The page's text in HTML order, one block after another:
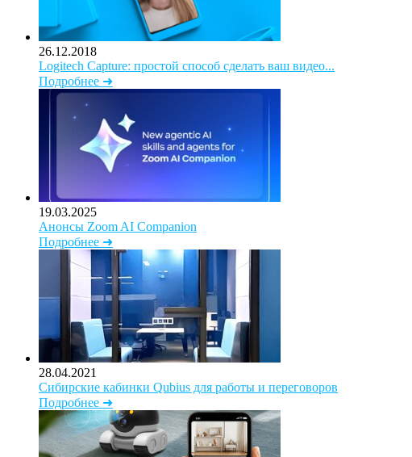
26.12.2018
Logitech Capture: простой способ сделать ваш видео...
Подробнее ➜
19.03.2025
Анонсы Zoom AI Companion
Подробнее ➜
28.04.2021
Сибирские кабинки Qubius для работы и переговоров
Подробнее ➜